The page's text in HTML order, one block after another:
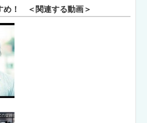
め！ ＜関連する動画＞